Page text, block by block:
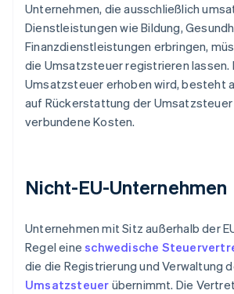
Unternehmen, die ausschließlich
Dienstleistungen wie Bildung,
Finanzdienstleistungen erbringen,
die Umsatzsteuer registrieren lassen.
Umsatzsteuer erhoben wird, besteht
auf Rückerstattung der
verbundene Kosten.
Nicht-EU-Unternehmen
Unternehmen mit Sitz außerhalb der
Regel eineschwedische
die die Registrierung und Verwaltung
Umsatzsteuer übernimmt. Die